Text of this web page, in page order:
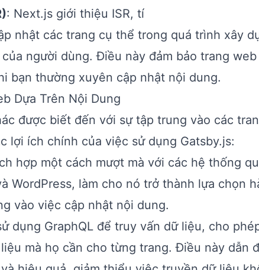
: Next.js giới thiệu ISR, tí
nhật các trang cụ thể trong quá trình xây
người dùng. Điều này đảm bảo trang web
bạn thường xuyên cập nhật nội dung.
Dựa Trên Nội Dung
được biết đến với sự tập trung vào các
lợi ích chính của việc sử dụng Gatsby.js:
hợp một cách mượt mà với các hệ thống
WordPress, làm cho nó trở thành lựa chọn
vào việc cập nhật nội dung.
dụng GraphQL để truy vấn dữ liệu, cho
mà họ cần cho từng trang. Điều này dẫn